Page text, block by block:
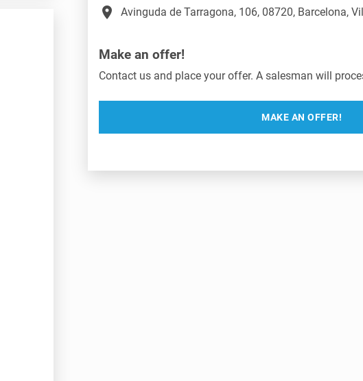
place Avinguda de Tarragona, 106, 08720, Barcelona,
Make an offer!
Contact us and place your offer. A salesman will
MAKE AN OFFER!